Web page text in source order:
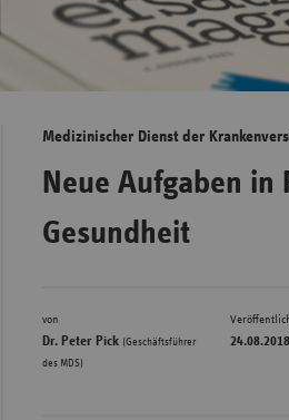
Medizinischer Dienst der
Neue Aufgaben in
Gesundheit
von
Dr. Peter Pick (Geschäftsführer
des MDS)
24.08.2018